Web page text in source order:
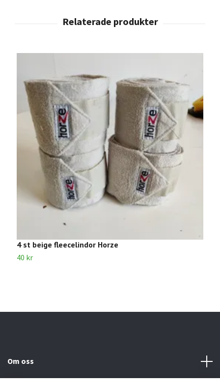
4 st beige fleecelindor Horze
40 kr
Om oss